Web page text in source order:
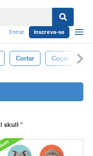
Entrar Inscreva-se
Cortar Coçar
skull